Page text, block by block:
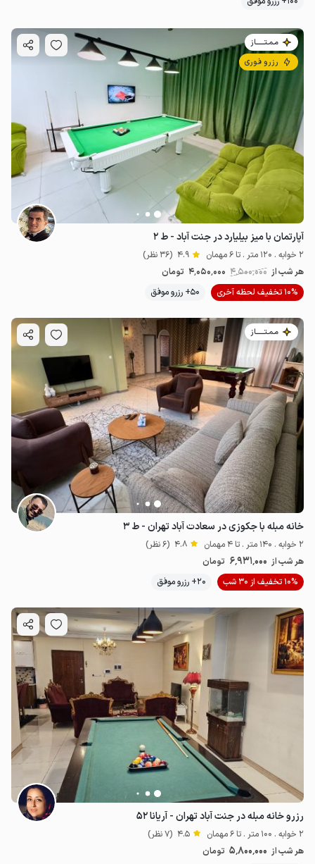
میلیون ت
مـمـتــــــاز
رزرو فوری
آپارتمان با میز بیلیارد در جنت آباد - ط ۲
2 خوابه . 120 متر . تا 6 مهمان 4.9 (36 نظر)
هر شب از 4٬500٬000 4٬050٬000 تومان
10% تخفیف لحظه آخری
50+ رزرو موفق
مـمـتــــــاز
خانه مبله با جکوزی در سعادت آباد تهران - ط ۳
2 خوابه . 140 متر . تا 4 مهمان 4.8 (6 نظر)
هر شب از 6٬931٬000 تومان
10% تخفیف از 30 شب
20+ رزرو موفق
رزرو خانه مبله در جنت آباد تهران - آریانا ۵۲
2 خوابه . 100 متر . تا 6 مهمان 4.5 (7 نظر)
هر شب از 5٬800٬000 تومان